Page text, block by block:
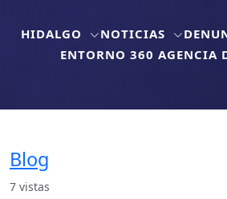
HIDALGO NOTICIAS
ENTORNO 360 AGENCIA
Blog
7 vistas